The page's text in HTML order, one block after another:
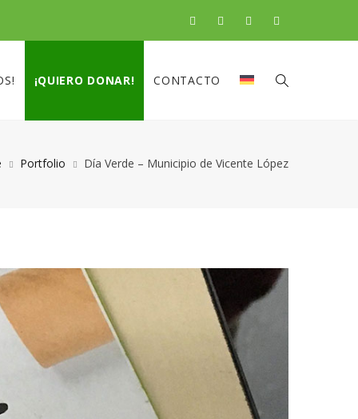
¡QUIERO DONAR! CONTACTO
Portfolio Día Verde – Municipio de Vicente López